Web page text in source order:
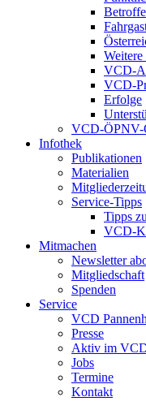
VCD-
VCD-
Erfolge
VCD-ÖPNV-
Infothek
Publikationen
Materialien
Service-Tipps
Tipps
VCD-
Mitmachen
Newsletter
Mitgliedschaft
Spenden
Service
VCD
Presse
Aktiv im
Jobs
Termine
Kontakt